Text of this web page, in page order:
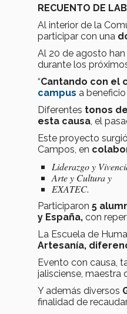
RECUENTO DE
Al interior de la
participar con una
Al 20 de agosto
durante los
“Cantando con el
campus a
Diferentes tonos
esta causa , el
Este proyecto
Campos, en
Liderazgo y
Arte y Cultura y
EXATEC.
Participaron 5
y España, con
La Escuela de
Artesanía,
Evento con causa,
jalisciense, maestra
Y además diversos
finalidad de